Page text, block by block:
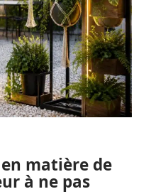
matière de
à ne pas